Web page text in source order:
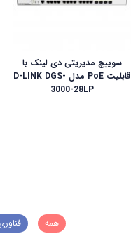
سوییچ مدیریتی دی لینک با
قابلیت PoE مدل D-LINK DGS-
3000-28LP
همه